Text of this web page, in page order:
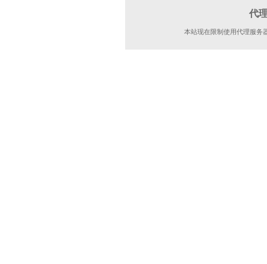
代
本站现在限制使用代理服务